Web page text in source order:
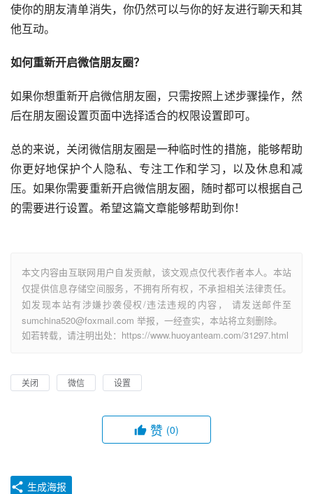
使你的朋友清单消失，你仍然可以与你的好友进行聊天和其
他互动。
如何重新开启微信朋友圈？
如果你想重新开启微信朋友圈，只需按照上述步骤操作，然
后在朋友圈设置页面中选择适合的权限设置即可。
总的来说，关闭微信朋友圈是一种临时性的措施，能够帮助
你更好地保护个人隐私、专注工作和学习，以及休息和减
压。如果你需要重新开启微信朋友圈，随时都可以根据自己
的需要进行设置。希望这篇文章能够帮助到你！
本文内容由互联网用户自发贡献，该文观点仅代表作者本人。本站
仅提供信息存储空间服务，不拥有所有权，不承担相关法律责任。
如发现本站有涉嫌抄袭侵权/违法违规的内容， 请发送邮件至
sumchina520@foxmail.com 举报，一经查实，本站将立刻删除。
如若转载，请注明出处：https://www.huoyanteam.com/31297.html
关闭 微信 设置
赞 (0)
生成海报